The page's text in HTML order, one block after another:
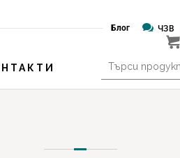
Блог  ЧЗВ
за: